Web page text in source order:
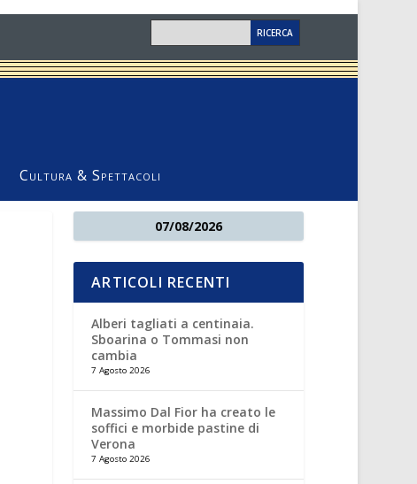
Cultura & Spettacoli
07/08/2026
ARTICOLI RECENTI
Alberi tagliati a centinaia.
Sboarina o Tommasi non
cambia
7 Agosto 2026
Massimo Dal Fior ha creato le
soffici e morbide pastine di
Verona
7 Agosto 2026